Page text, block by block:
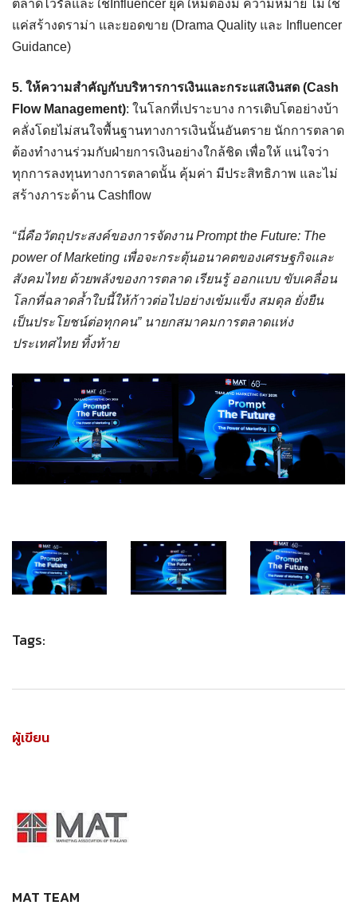
ตลาดไวรัลและใช้Influencer ยุคใหม่ต้องมี ความหมาย ไม่ใช่
แค่สร้างดราม่า และยอดขาย (Drama Quality และ Influencer
Guidance)
5. ให้ความสำคัญกับบริหารการเงินและกระแสเงินสด (Cash
Flow Management): ในโลกที่เปราะบาง การเติบโตอย่างบ้า
คลั่งโดยไม่สนใจพื้นฐานทางการเงินนั้นอันตราย นักการตลาด
ต้องทำงานร่วมกับฝ่ายการเงินอย่างใกล้ชิด เพื่อให้ แน่ใจว่า
ทุกการลงทุนทางการตลาดนั้น คุ้มค่า มีประสิทธิภาพ และไม่
สร้างภาระด้าน Cashflow
“นี่คือวัตถุประสงค์ของการจัดงาน Prompt the Future: The
power of Marketing เพื่อจะกระตุ้นอนาคตของเศรษฐกิจและ
สังคมไทย ด้วยพลังของการตลาด เรียนรู้ ออกแบบ ขับเคลื่อน
โลกที่ฉลาดล้ำใบนี้ให้ก้าวต่อไปอย่างเข้มแข็ง สมดุล ยั่งยืน
เป็นประโยชน์ต่อทุกคน” นายกสมาคมการตลาดแห่ง
ประเทศไทย ทิ้งท้าย
Tags:
ผู้เขียน
MAT TEAM